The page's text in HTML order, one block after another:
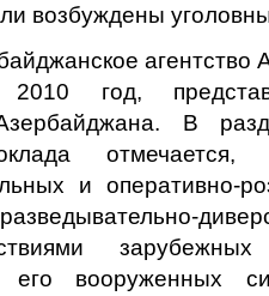
возбуждены
агентство
год,
В
и оперативно-
его вооруженных